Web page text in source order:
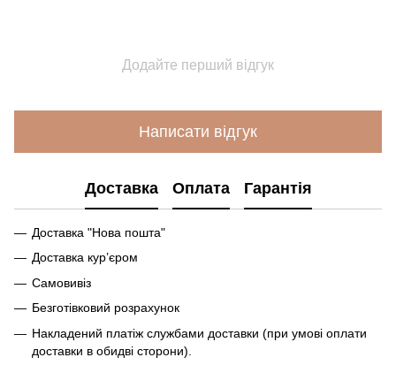
Додайте перший відгук
Написати відгук
Доставка Оплата Гарантія
Доставка "Нова пошта"
Доставка кур’єром
Самовивіз
Безготівковий розрахунок
Накладений платіж службами доставки (при умові оплати
доставки в обидві сторони).